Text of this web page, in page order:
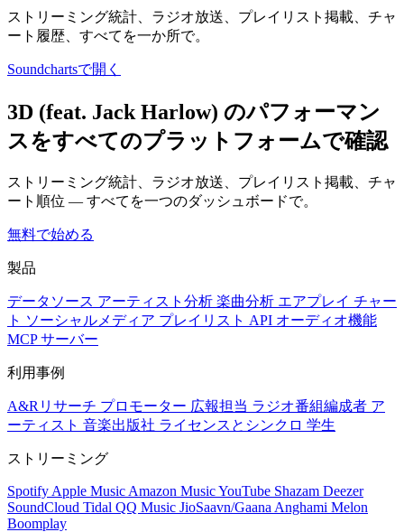
ストリーミング統計、ラジオ放送、プレイリスト掲載、チャ
ート履歴、すべてを一か所で。
Soundchartsで開く
3D (feat. Jack Harlow) のパフォーマン
スをすべてのプラットフォームで確認
ストリーミング統計、ラジオ放送、プレイリスト掲載、チャ
ート順位 — すべてを一つのダッシュボードで。
無料で始める
製品
データソース アーティスト分析 楽曲分析 エアプレイ チャー
ト ソーシャルメディア プレイリスト API オーディオ機能
MCP サーバー
利用事例
A&Rリサーチ プロモーター 広報担当 ラジオ番組編成者 ア
ーティスト 音楽出版社 ライセンスとシンクロ 学生
ストリーミング
Spotify Apple Music Amazon MusicYouTube Shazam Deezer
SoundCloud Tidal QQ Music JioSaavn/Gaana Anghami Melon
Boomplay